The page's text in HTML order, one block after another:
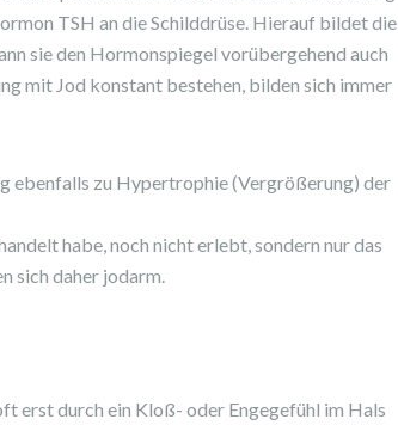
TSH an die Schilddrüse. Hierauf bildet die
sie den Hormonspiegel vorübergehend auch
mit Jod konstant bestehen, bilden sich immer
ebenfalls zu Hypertrophie (Vergrößerung) der
habe, noch nicht erlebt, sondern nur das
sich daher jodarm.
erst durch ein Kloß- oder Engegefühl im Hals